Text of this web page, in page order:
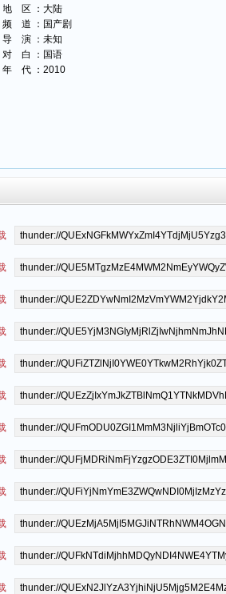
地 区 ：大陆
频 道 ：国产剧
导 演 ：未知
对 白 ：国语
年 代 ：2010